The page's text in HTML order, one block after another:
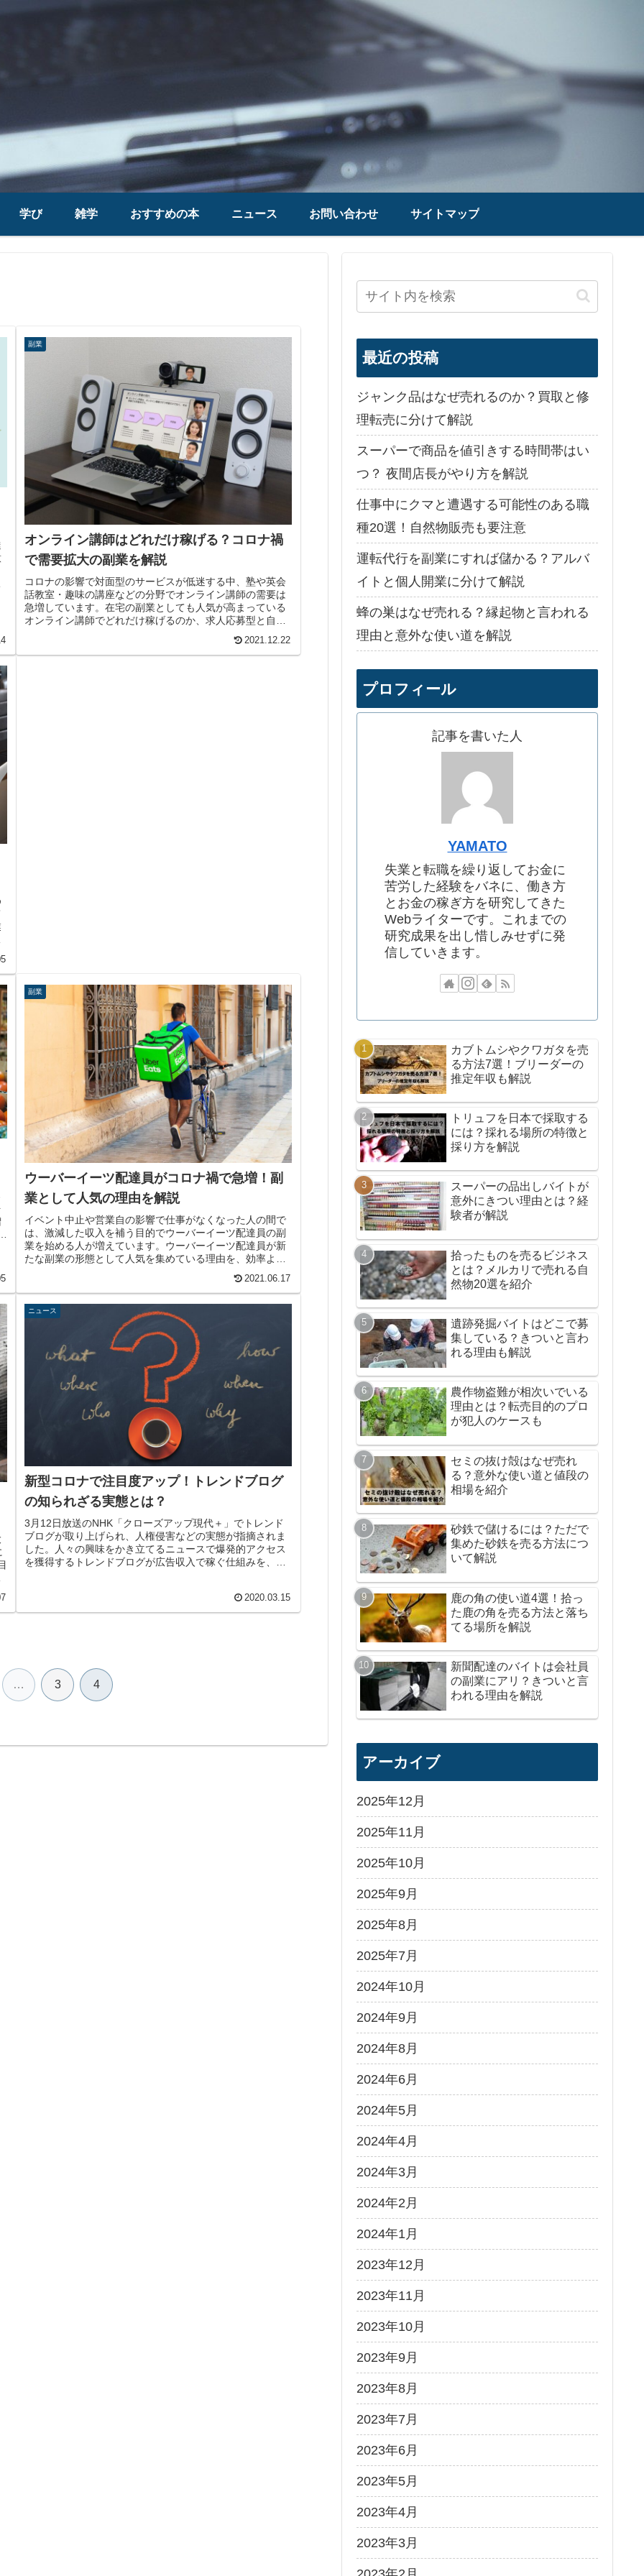
学び 雑学 おすすめの本 ニュース お問い合わせ サイトマップ
副業
オンライン講師はどれだけ稼げる？コロナ禍
で需要拡大の副業を解説
コロナの影響で対面型のサービスが低迷する中、塾や英会
話教室・趣味の講座などの分野でオンライン講師の需要は
急増しています。在宅の副業としても人気が高まっている
オンライン講師でどれだけ稼げるのか、求人応募型と自己
2021.12.22
副業
ウーバーイーツ配達員がコロナ禍で急増！副
業として人気の理由を解説
イベント中止や営業自の影響で仕事がなくなった人の間で
は、激減した収入を補う目的でウーバーイーツ配達員の副
業を始める人が増えています。ウーバーイーツ配達員が新
たな副業の形態として人気を集めている理由を、効率よく
2021.06.17
ニュース
新型コロナで注目度アップ！トレンドブログ
の知られざる実態とは？
3月12日放送のNHK「クローズアップ現代＋」でトレンド
ブログが取り上げられ、人権侵害などの実態が指摘されま
した。人々の興味をかき立てるニュースで爆発的アクセス
を獲得するトレンドブログが広告収入で稼ぐ仕組みを、問
2020.03.15
… 3 4
最近の投稿
ジャンク品はなぜ売れるのか？買取と修
理転売に分けて解説
スーパーで商品を値引きする時間帯はい
つ？ 夜間店長がやり方を解説
仕事中にクマと遭遇する可能性のある職
種20選！自然物販売も要注意
運転代行を副業にすれば儲かる？アルバ
イトと個人開業に分けて解説
蜂の巣はなぜ売れる？縁起物と言われる
理由と意外な使い道を解説
プロフィール
記事を書いた人
YAMATO
失業と転職を繰り返してお金に
苦労した経験をバネに、働き方
とお金の稼ぎ方を研究してきた
Webライターです。これまでの
研究成果を出し惜しみせずに発
信していきます。
カブトムシやクワガタを売
る方法7選！ブリーダーの
推定年収も解説
トリュフを日本で採取する
には？採れる場所の特徴と
採り方を解説
スーパーの品出しバイトが
意外にきつい理由とは？経
験者が解説
拾ったものを売るビジネス
とは？メルカリで売れる自
然物20選を紹介
遺跡発掘バイトはどこで募
集している？きついと言わ
れる理由も解説
農作物盗難が相次いでいる
理由とは？転売目的のプロ
が犯人のケースも
セミの抜け殻はなぜ売れ
る？意外な使い道と値段の
相場を紹介
砂鉄で儲けるには？ただで
集めた砂鉄を売る方法につ
いて解説
鹿の角の使い道4選！拾っ
た鹿の角を売る方法と落ち
てる場所を解説
新聞配達のバイトは会社員
の副業にアリ？きついと言
われる理由を解説
アーカイブ
2025年12月
2025年11月
2025年10月
2025年9月
2025年8月
2025年7月
2024年10月
2024年9月
2024年8月
2024年6月
2024年5月
2024年4月
2024年3月
2024年2月
2024年1月
2023年12月
2023年11月
2023年10月
2023年9月
2023年8月
2023年7月
2023年6月
2023年5月
2023年4月
2023年3月